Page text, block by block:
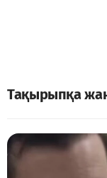
Тақырыпқа